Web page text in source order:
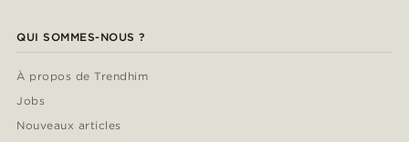
QUI SOMMES-NOUS ?
À propos de Trendhim
Jobs
Nouveaux articles